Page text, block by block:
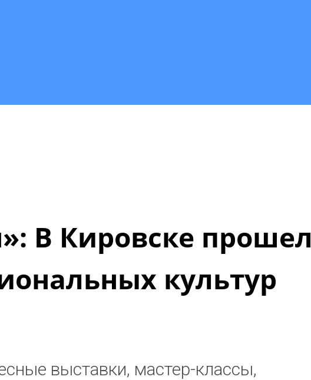
В Кировске прошел
культур
выставки, мастер-классы,